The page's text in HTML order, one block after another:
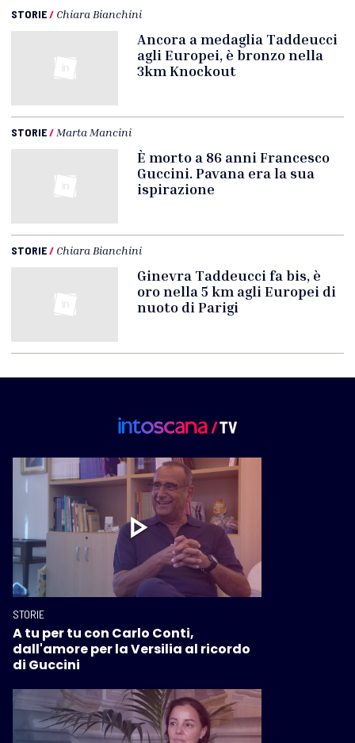
STORIE/ Chiara Bianchini
Ancora a medaglia Taddeucci
agli Europei, è bronzo nella
3km Knockout
STORIE/ Marta Mancini
È morto a 86 anni Francesco
Guccini. Pavana era la sua
ispirazione
STORIE/ Chiara Bianchini
Ginevra Taddeucci fa bis, è
oro nella 5 km agli Europei di
nuoto di Parigi
STORIE
A tu per tu con Carlo Conti,
dall'amore per la Versilia al ricordo
di Guccini